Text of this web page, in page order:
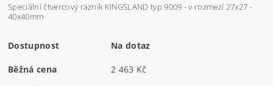
Speciální čtvercový razník KINGSLAND typ 9009 - v rozmezí 27x27 -
40x40mm
Dostupnost Na dotaz
Běžná cena 2 463 Kč